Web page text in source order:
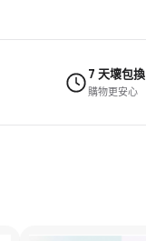
7 天壞包換
購物更安心